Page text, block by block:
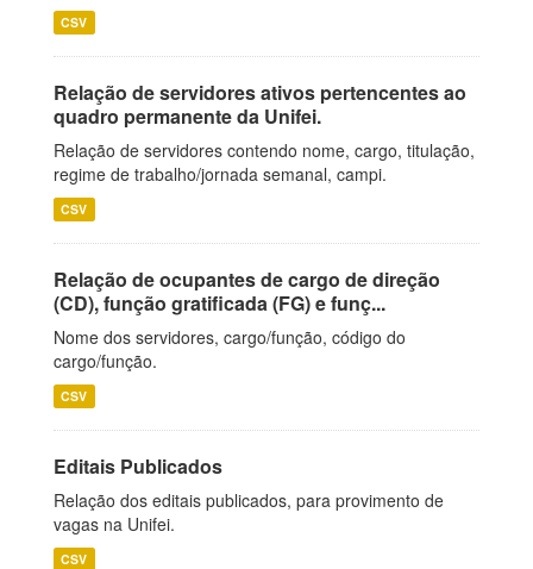
CSV
Relação de servidores ativos pertencentes ao
quadro permanente da Unifei.
Relação de servidores contendo nome, cargo, titulação,
regime de trabalho/jornada semanal, campi.
CSV
Relação de ocupantes de cargo de direção
(CD), função gratificada (FG) e funç...
Nome dos servidores, cargo/função, código do
cargo/função.
CSV
Editais Publicados
Relação dos editais publicados, para provimento de
vagas na Unifei.
CSV